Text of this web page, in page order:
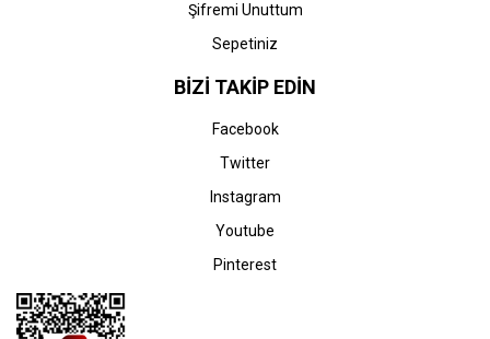
Şifremi Unuttum
Sepetiniz
BİZİ TAKİP EDİN
Facebook
Twitter
Instagram
Youtube
Pinterest